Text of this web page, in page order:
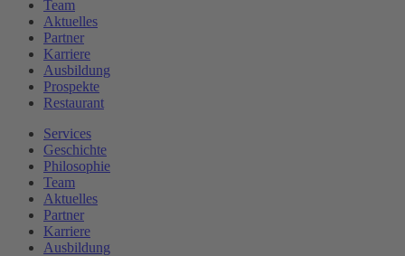
Team
Aktuelles
Partner
Karriere
Ausbildung
Prospekte
Restaurant
Services
Geschichte
Philosophie
Team
Aktuelles
Partner
Karriere
Ausbildung